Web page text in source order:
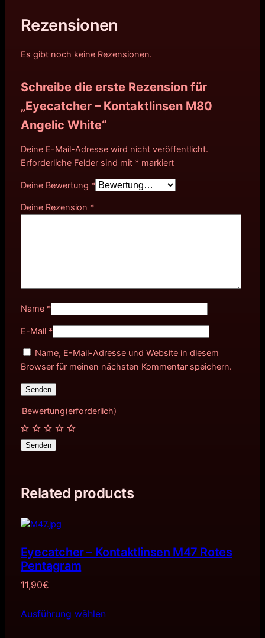
Rezensionen
Es gibt noch keine Rezensionen.
Schreibe die erste Rezension für
„Eyecatcher – Kontaktlinsen M80
Angelic White“
Deine E-Mail-Adresse wird nicht veröffentlicht.
Erforderliche Felder sind mit *markiert
Deine Bewertung *
Deine Rezension *
Name *
E-Mail *
Name, E-Mail-Adresse und Website in diesem
Browser für meinen nächsten Kommentar speichern.
Bewertung(erforderlich)
Senden
Related products
Eyecatcher – Kontaktlinsen M47 Rotes
Pentagram
11,90€
Ausführung wählen